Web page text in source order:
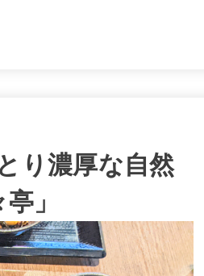
り濃厚な自然
」